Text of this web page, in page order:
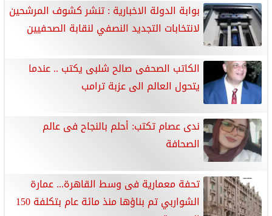
بوابة الدولة الاخبارية : تنشر كشوف المرشحين
لانتخابات التجديد النصفي لنقابة الصحفيين
الكاتب الصحفى صالح شلبى يكتب .. عندما
يتحول العالم الى عزبة ترامب
ندى عصام تكتب: أحلم بالنجاح فى عالم
الصحافة
تحفة معمارية فى وسط القاهرة... عمارة
الشواربي تم بناؤها منذ مائة عام بتكلفة 150